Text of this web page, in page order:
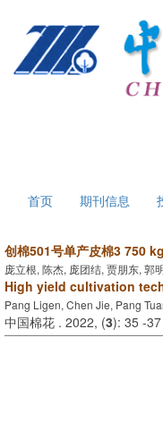
首页 期刊信息
创棉501号单产皮棉3 750
庞立根, 陈杰, 庞团结, 贾朋东, 郭
High yield cultivation
Pang Ligen, Chen Jie, Pang
中国棉花 . 2022, (3): 35 -